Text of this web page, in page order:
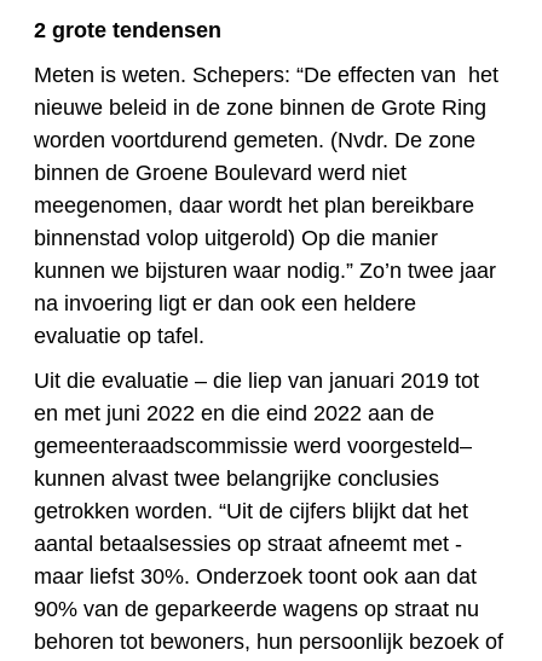
2 grote tendensen
Meten is weten. Schepers: “De effecten van het
nieuwe beleid in de zone binnen de Grote Ring
worden voortdurend gemeten. (Nvdr. De zone
binnen de Groene Boulevard werd niet
meegenomen, daar wordt het plan bereikbare
binnenstad volop uitgerold) Op die manier
kunnen we bijsturen waar nodig.” Zo’n twee jaar
na invoering ligt er dan ook een heldere
evaluatie op tafel.
Uit die evaluatie – die liep van januari 2019 tot
en met juni 2022 en die eind 2022 aan de
gemeenteraadscommissie werd voorgesteld–
kunnen alvast twee belangrijke conclusies
getrokken worden. “Uit de cijfers blijkt dat het
aantal betaalsessies op straat afneemt met -
maar liefst 30%. Onderzoek toont ook aan dat
90% van de geparkeerde wagens op straat nu
behoren tot bewoners, hun persoonlijk bezoek of